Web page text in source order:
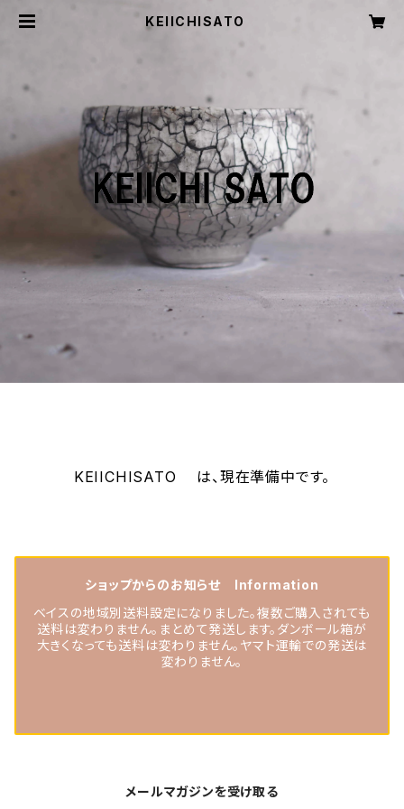
KEIICHISATO
KEIICHISATO は、現在準備中です。
ショップからのお知らせ Information
ベイスの地域別送料設定になりました。複数ご購入されても
送料は変わりません。まとめて発送します。ダンボール箱が
大きくなっても送料は変わりません。ヤマト運輸での発送は
変わりません。
メールマガジンを受け取る